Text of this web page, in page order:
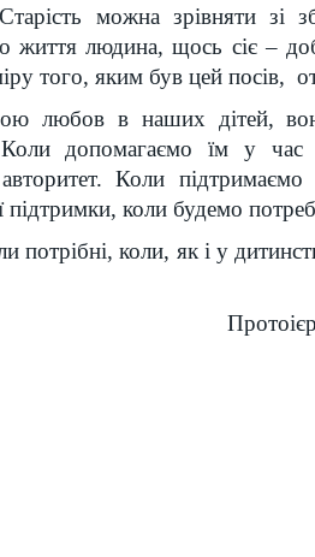
можна зрівняти
життя людина, щось сіє –
того, яким був цей посів,
любов в наших дітей,
допомагаємо їм у час
Коли
коли будемо
потрібні, коли, як і у